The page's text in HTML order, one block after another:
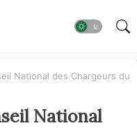
National des Chargeurs du
National